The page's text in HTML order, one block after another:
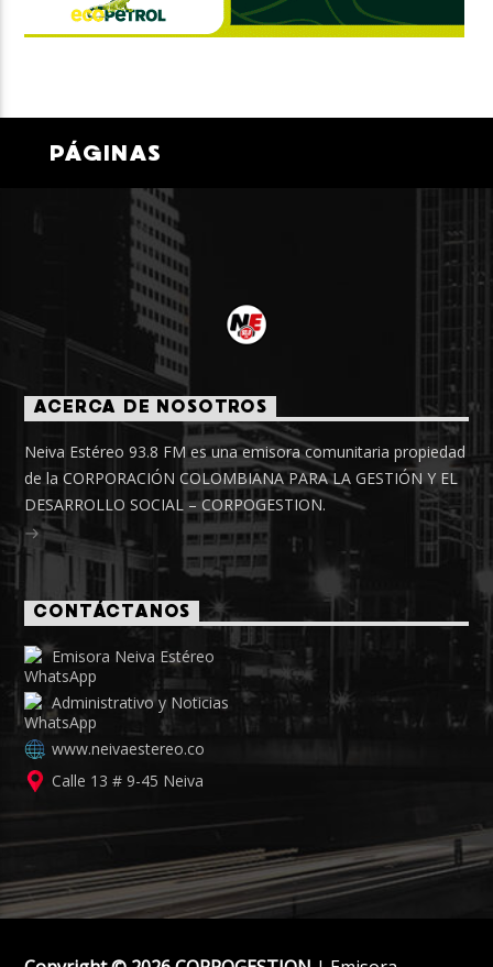
PÁGINAS
ACERCA DE NOSOTROS
Neiva Estéreo 93.8 FM es una emisora comunitaria propiedad
de la CORPORACIÓN COLOMBIANA PARA LA GESTIÓN Y EL
DESARROLLO SOCIAL – CORPOGESTION.
CONTÁCTANOS
Emisora Neiva Estéreo
Administrativo y Noticias
www.neivaestereo.co
Calle 13 # 9-45 Neiva